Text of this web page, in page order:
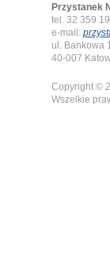
Przystanek
tel. 32 359
e-mail:
ul. Bankowa
40-007
Copyright ©
Wszelkie